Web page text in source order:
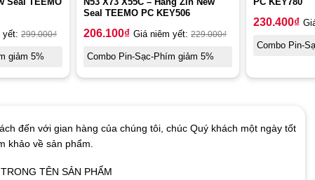
yết: 299.000₫
giảm 5%
Seal TEEMO PC KEY506
206.100₫ Giá niêm yết: 229.000₫
Combo Pin-Sạc-Phím giảm 5%
230.400₫
Combo Pin-
với gian hàng của chúng tôi, chúc Quý khách một ngày tốt
khảo về sản phẩm.
TÊN SẢN PHẨM